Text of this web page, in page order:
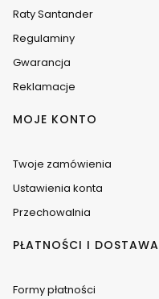
Raty Santander
Regulaminy
Gwarancja
Reklamacje
MOJE KONTO
Twoje zamówienia
Ustawienia konta
Przechowalnia
PŁATNOŚCI I DOSTAWA
Formy płatności